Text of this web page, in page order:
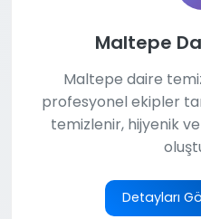
Maltepe
Maltepe daire
profesyonel ekipler
temizlenir, hijyenik
Detayları